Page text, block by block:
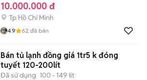
10.000.000 đ
Tp Hồ Chí Minh
4.9 62 đã bán
Bán tủ lạnh đồng giá 1tr5 k đóng
tuyết 120-200lít
Đã sử dụng 100 - 149 lít